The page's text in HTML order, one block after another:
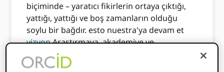
biçiminde – yaratıcı fikirlerin ortaya çıktığı,
yattığı, yattığı ve boş zamanların olduğu
soylu bir bağdır. esto nuestra'ya devam et
vizyonAraştırmaya, akademiye ve
inovasyona katılan tüm dünya, tüm
disiplinlerde, sınırlarda ve zaman